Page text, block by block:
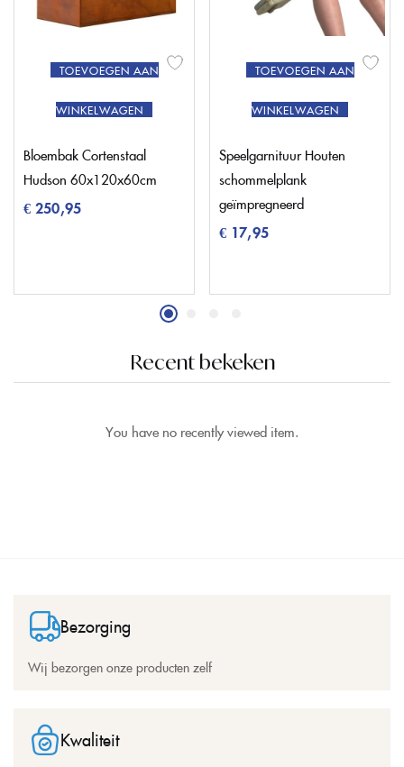
TOEVOEGEN AAN
WINKELWAGEN
Bloembak Cortenstaal
Hudson 60x120x60cm
€ 250,95
TOEVOEGEN AAN
WINKELWAGEN
Speelgarnituur Houten
schommelplank
geïmpregneerd
€ 17,95
Recent bekeken
You have no recently viewed item.
Bezorging
Wij bezorgen onze producten zelf
Kwaliteit